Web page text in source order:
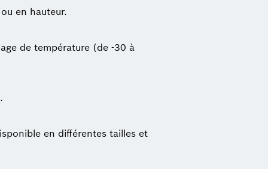
en hauteur.
de température (de -30 à
en différentes tailles et